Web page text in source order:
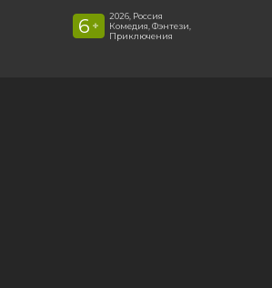
6 +
2026, Россия
Комедия, Фэнтези,
Приключения